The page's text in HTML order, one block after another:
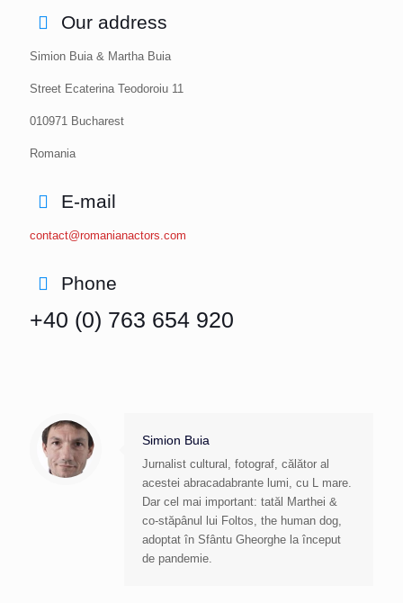
Our address
Simion Buia & Martha Buia
Street Ecaterina Teodoroiu 11
010971 Bucharest
Romania
E-mail
contact@romanianactors.com
Phone
+40 (0) 763 654 920
Simion Buia
Jurnalist cultural, fotograf, călător al
acestei abracadabrante lumi, cu L mare.
Dar cel mai important: tatăl Marthei &
co-stăpânul lui Foltos, the human dog,
adoptat în Sfântu Gheorghe la început
de pandemie.